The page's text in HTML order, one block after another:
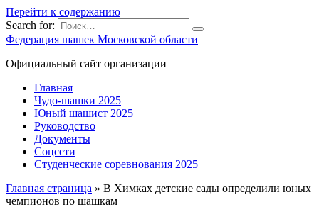
Перейти к содержанию
Search for:
Федерация шашек Московской области
Официальный сайт организации
Главная
Чудо-шашки 2025
Юный шашист 2025
Руководство
Документы
Соцсети
Студенческие соревнования 2025
Главная страница » В Химках детские сады определили юных
чемпионов по шашкам